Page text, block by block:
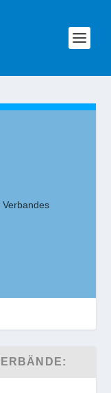
Verbandes